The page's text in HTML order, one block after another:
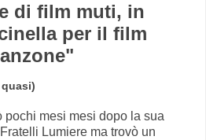
di film muti, in
per il film
mesi mesi dopo la sua
Lumiere ma trovò un